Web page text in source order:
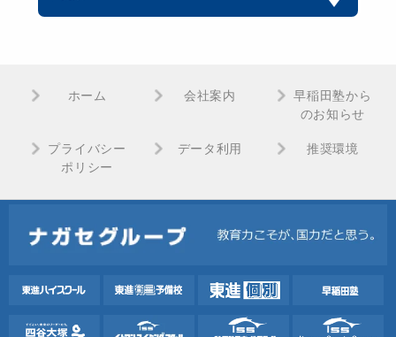
ホーム 会社案内
早稲田塾から
のお知らせ
プライバシー
ポリシー
データ利用 推奨環境